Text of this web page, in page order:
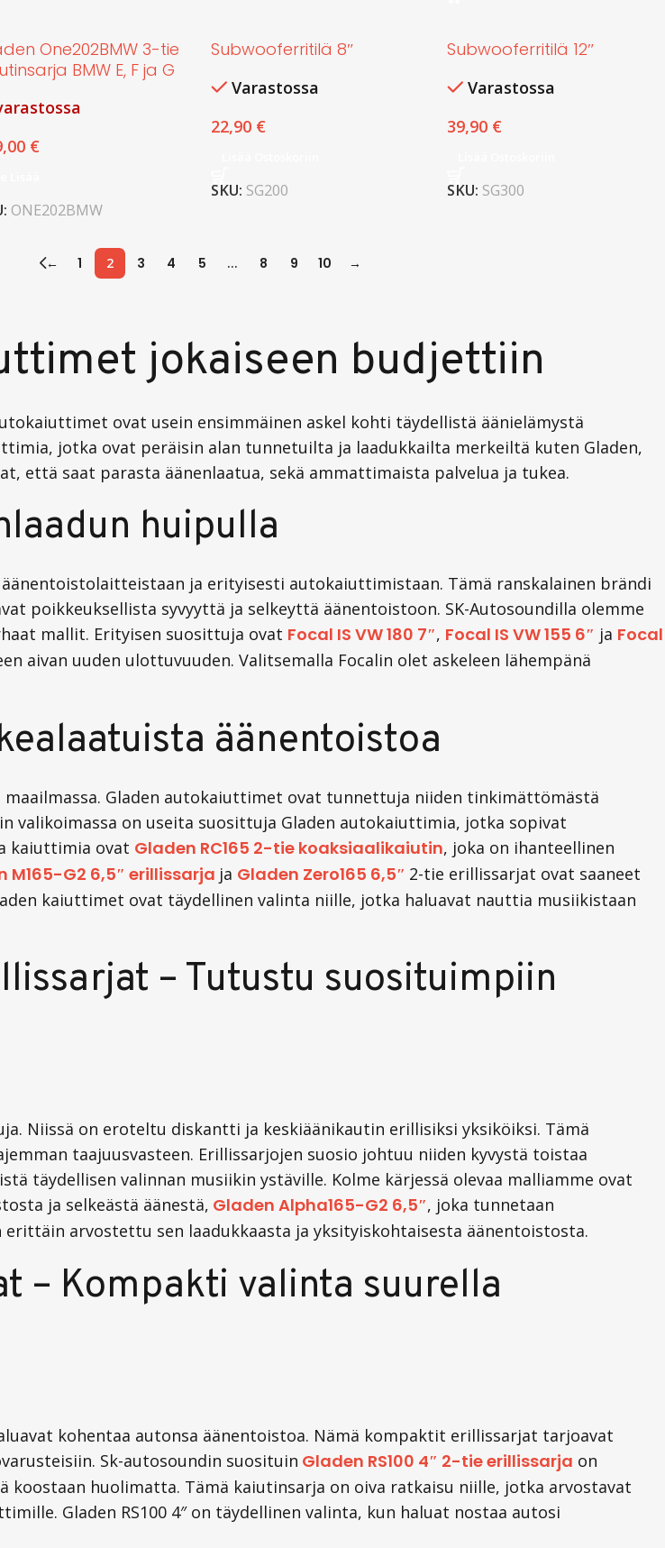
One202BMW 3-tie
BMW E, F ja G
€
ONE202BMW
Subwooferritilä 8″
Varastossa
22,90 €
SKU: SG200
Subwooferritilä 12″
Varastossa
39,90 €
SKU: SG300
← 1 2 3 4 5 … 8 9 10 →
jokaiseen budjettiin
ovat usein ensimmäinen askel kohti täydellistä äänielämystä
jotka ovat peräisin alan tunnetuilta ja laadukkailta merkeiltä kuten Gladen,
että saat parasta äänenlaatua, sekä ammattimaista palvelua ja tukea.
huipulla
ja erityisesti autokaiuttimistaan. Tämä ranskalainen brändi
poikkeuksellista syvyyttä ja selkeyttä äänentoistoon. SK-Autosoundilla olemme
mallit. Erityisen suosittuja ovat Focal IS VW 180 7″, Focal IS VW 155 6″ ja Focal
aivan uuden ulottuvuuden. Valitsemalla Focalin olet askeleen lähempänä
äänentoistoa
Gladen autokaiuttimet ovat tunnettuja niiden tinkimättömästä
valikoimassa on useita suosittuja Gladen autokaiuttimia, jotka sopivat
kaiuttimia ovat Gladen RC165 2-tie koaksiaalikaiutin, joka on ihanteellinen
M165-G2 6,5″ erillissarja ja Gladen Zero165 6,5″ 2-tie erillissarjat ovat saaneet
kaiuttimet ovat täydellinen valinta niille, jotka haluavat nauttia musiikistaan
– Tutustu suosituimpiin
Niissä on eroteltu diskantti ja keskiäänikautin erillisiksi yksiköiksi. Tämä
taajuusvasteen. Erillissarjojen suosio johtuu niiden kyvystä toistaa
täydellisen valinnan musiikin ystäville. Kolme kärjessä olevaa malliamme ovat
ja selkeästä äänestä, Gladen Alpha165-G2 6,5″, joka tunnetaan
erittäin arvostettu sen laadukkaasta ja yksityiskohtaisesta äänentoistosta.
– Kompakti valinta suurella
kohentaa autonsa äänentoistoa. Nämä kompaktit erillissarjat tarjoavat
Sk-autosoundin suosituin Gladen RS100 4″ 2-tie erillissarja on
huolimatta. Tämä kaiutinsarja on oiva ratkaisu niille, jotka arvostavat
Gladen RS100 4″ on täydellinen valinta, kun haluat nostaa autosi